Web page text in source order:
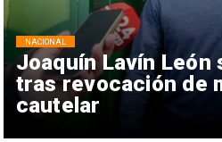
Joaquín Lavín León
tras revocación de
cautelar
NACIONAL